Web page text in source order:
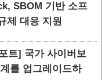
SBOM 기반 소프
제 대응 지원
트] 국가 사이버보
를 업그레이드하